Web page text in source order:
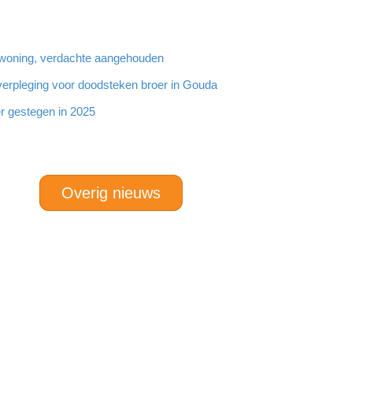
verdachte aangehouden
voor doodsteken broer in Gouda
gestegen in 2025
Overig nieuws